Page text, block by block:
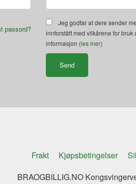
passord?
Jeg godtar at dere sender
innforstått med vilkårene for bruk
informasjon (les mer)
Frakt Kjøpsbetingelser
BRAOGBILLIG.NO